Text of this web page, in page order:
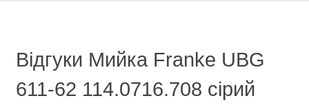
Відгуки Мийка Franke UBG
611-62 114.0716.708 сірий